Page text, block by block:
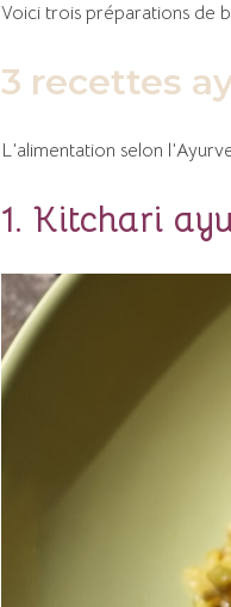
Voici trois préparations de
3 recettes
L’alimentation selon
1. Kitchari